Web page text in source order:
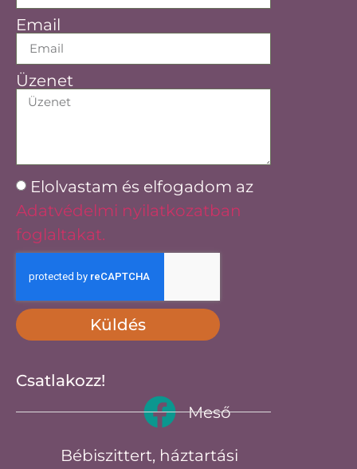
Email
Üzenet
Elolvastam és elfogadom az
Adatvédelmi nyilatkozatban
foglaltakat.
Küldés
Csatlakozz!
Meső
Bébiszittert, háztartási